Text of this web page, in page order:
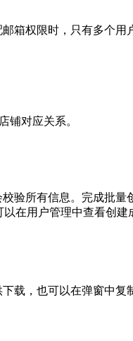
箱权限时，只有多个
铺对应关系。
验所有信息。完成批
在用户管理中查看创建
载，也可以在弹窗中复